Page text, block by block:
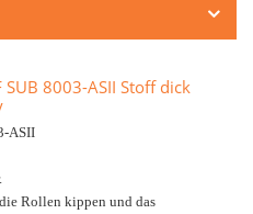
SUB 8003-ASII Stoff dick
ASII
Rollen kippen und das